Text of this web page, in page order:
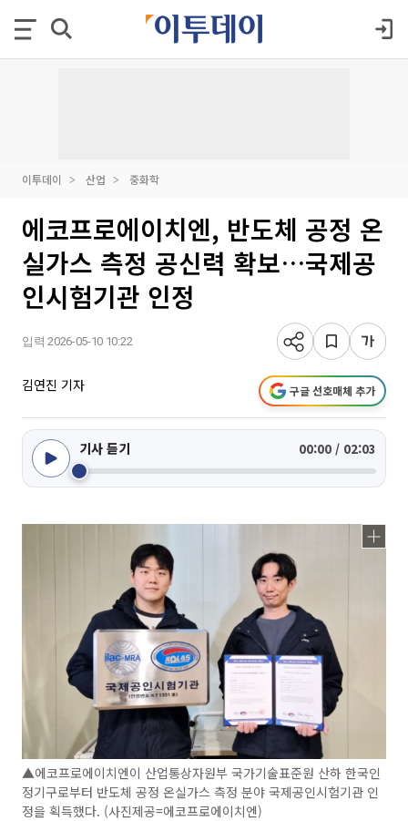
이투데이 산업 중화학
에코프로에이치엔, 반도체 공정 온
실가스 측정 공신력 확보…국제공
인시험기관 인정
입력 2026-05-10 10:22
김연진 기자 구글 선호매체 추가
기사 듣기 00:00 / 02:03
▲에코프로에이치엔이 산업통상자원부 국가기술표준원 산하 한국인
정기구로부터 반도체 공정 온실가스 측정 분야 국제공인시험기관 인
정을 획득했다. (사진제공=에코프로에이치엔)